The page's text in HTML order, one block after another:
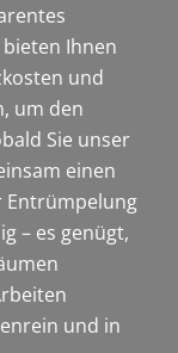
Ihnen
und
um den
Sie unser
einen
Entrümpelung
– es genügt,
und in